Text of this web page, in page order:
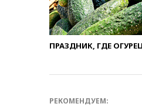
ПРАЗДНИК, ГДЕ
РЕКОМЕНДУЕМ: